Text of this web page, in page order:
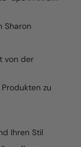
Sharon
von der
zu
Ihren Stil